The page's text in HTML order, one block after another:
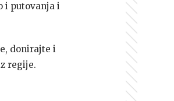
i putovanja i
donirajte i
regije.